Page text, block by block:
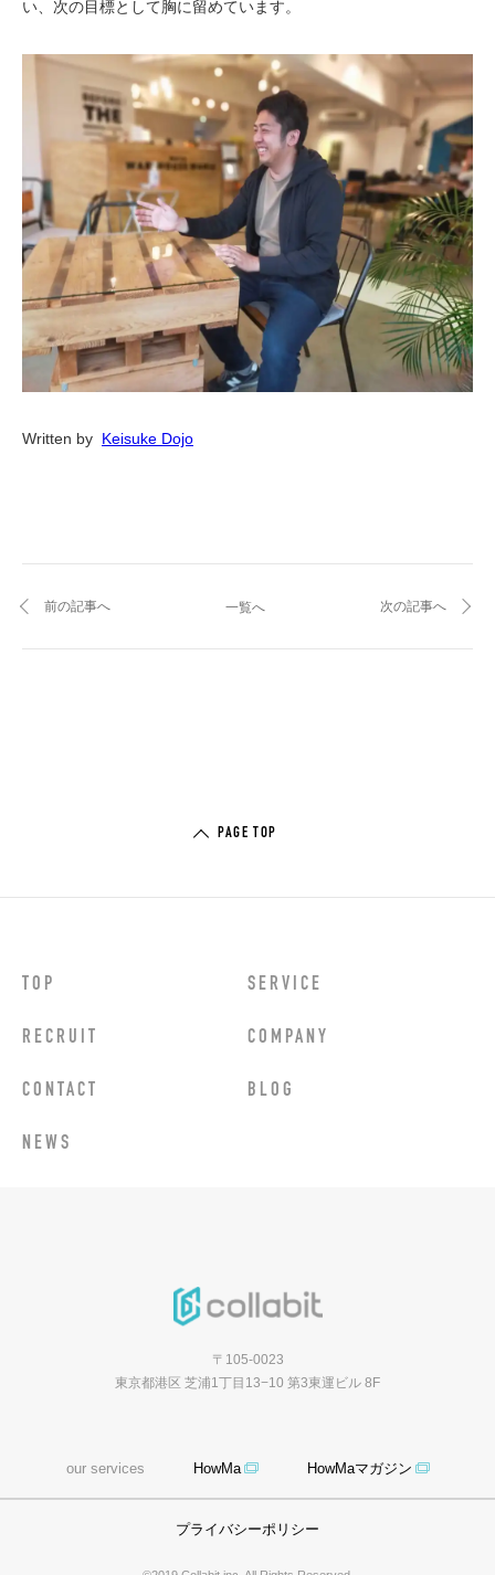
い、次の目標として胸に留めています。
Written by Keisuke Dojo
前の記事へ 一覧へ 次の記事へ
PAGE TOP
TOP SERVICE
RECRUIT COMPANY
CONTACT BLOG
NEWS
〒105-0023
東京都港区 芝浦1丁目13−10 第3東運ビル 8F
our services HowMa HowMaマガジン
プライバシーポリシー